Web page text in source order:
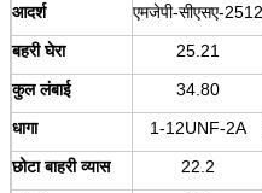
आदर्श एमजेपी-सीएसए-2512
बहरी घेरा
25.21
कुल लंबाई
34.80
धागा
1-12UNF-2A
छोटा बाहरी व्यास
22.2